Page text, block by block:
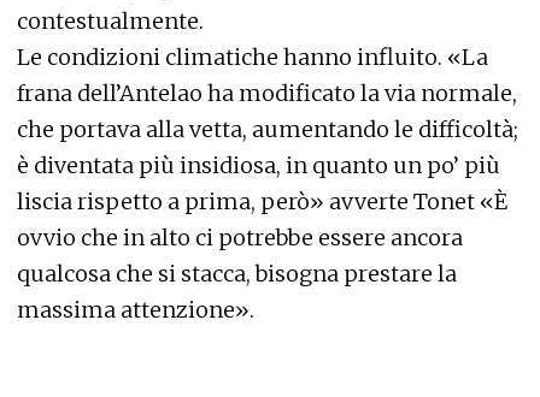
contestualmente.
Le condizioni climatiche hanno influito. «La
frana dell’Antelao ha modificato la via normale,
che portava alla vetta, aumentando le difficoltà;
è diventata più insidiosa, in quanto un po’ più
liscia rispetto a prima, però» avverte Tonet «È
ovvio che in alto ci potrebbe essere ancora
qualcosa che si stacca, bisogna prestare la
massima attenzione».